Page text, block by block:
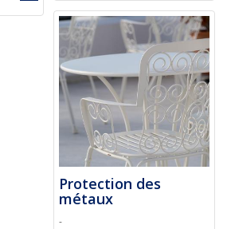
Protection des
métaux
-